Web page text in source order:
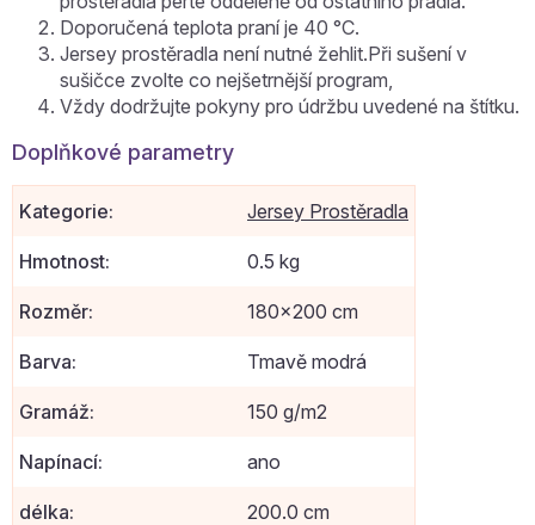
Doporučená teplota praní je 40 °C.
Jersey prostěradla není nutné žehlit.Při sušení v
sušičce zvolte co nejšetrnější program,
Vždy dodržujte pokyny pro údržbu uvedené na štítku.
Doplňkové parametry
Kategorie: Jersey Prostěradla
Hmotnost: 0.5 kg
Rozměr: 180x200 cm
Barva: Tmavě modrá
Gramáž: 150 g/m2
Napínací: ano
délka: 200.0 cm